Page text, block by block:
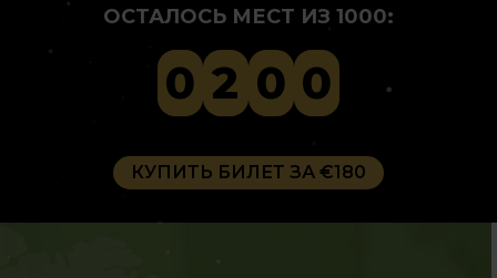
ОСТАЛОСЬ МЕСТ ИЗ 1000:
0 2 0 0
КУПИТЬ БИЛЕТ ЗА €180